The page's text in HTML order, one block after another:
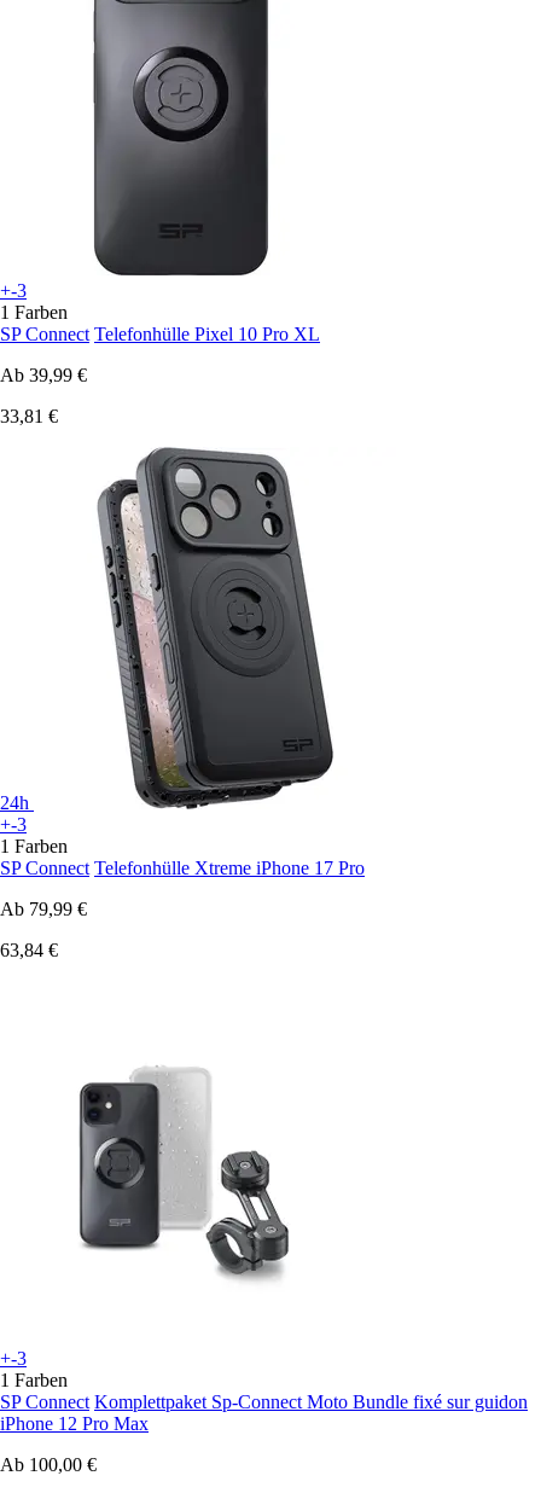
+-3
1 Farben
SP Connect Telefonhülle Pixel 10 Pro XL
Ab 39,99 €
33,81 €
24h
+-3
1 Farben
SP Connect Telefonhülle Xtreme iPhone 17 Pro
Ab 79,99 €
63,84 €
+-3
1 Farben
SP Connect Komplettpaket Sp-Connect Moto Bundle fixé sur guidon
iPhone 12 Pro Max
Ab 100,00 €